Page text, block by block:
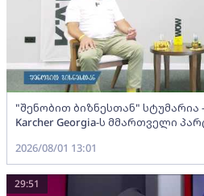
"შენობით ბიზნესთან"
Karcher Georgia-ს მმართველი
2026/08/01 13:01
29:51